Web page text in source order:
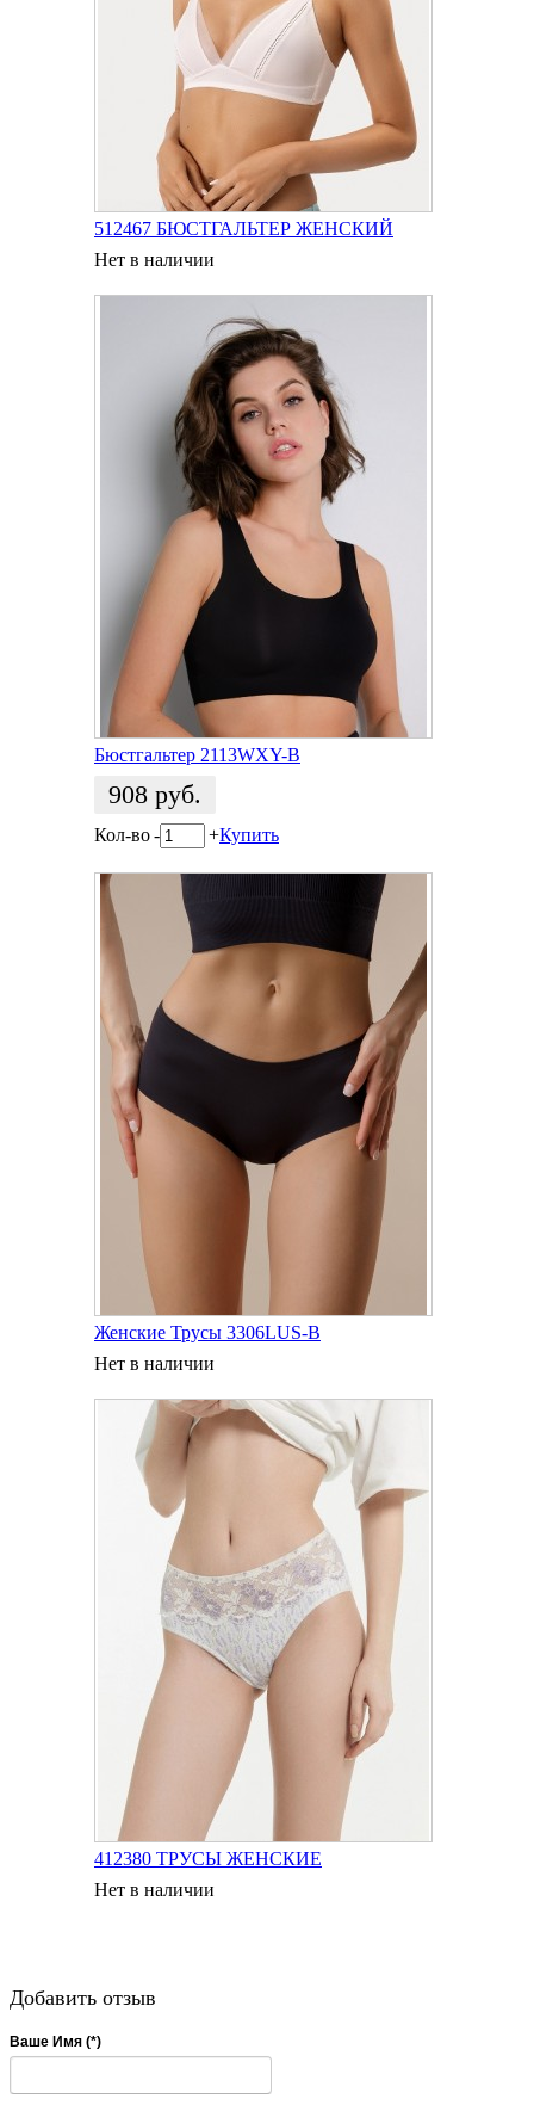
512467 БЮСТГАЛЬТЕР ЖЕНСКИЙ
Нет в наличии
Бюстгальтер 2113WXY-B
908 руб.
Кол-во- +Купить
Женские Трусы 3306LUS-B
Нет в наличии
412380 ТРУСЫ ЖЕНСКИЕ
Нет в наличии
Добавить отзыв
Ваше Имя (*)